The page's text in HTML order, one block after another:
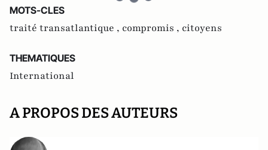
MOTS-CLES
traité transatlantique , compromis , citoyens
THEMATIQUES
International
A PROPOS DES AUTEURS